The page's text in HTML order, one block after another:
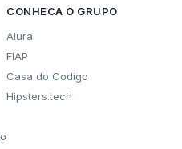
CONHECA O GRUPO
Alura
FIAP
Casa do Codigo
Hipsters.tech